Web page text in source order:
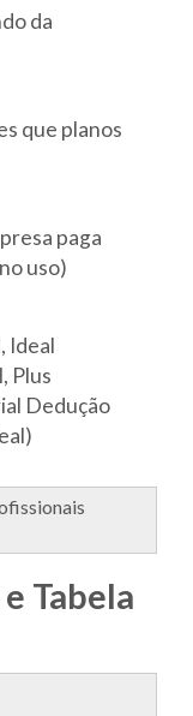
da
que planos
paga
uso)
Ideal
Plus
Dedução
Tabela